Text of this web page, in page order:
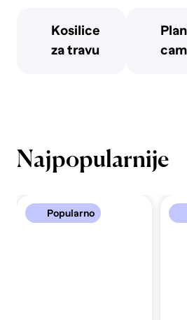
Kosilice
za travu
Najpopularnije
Popularno